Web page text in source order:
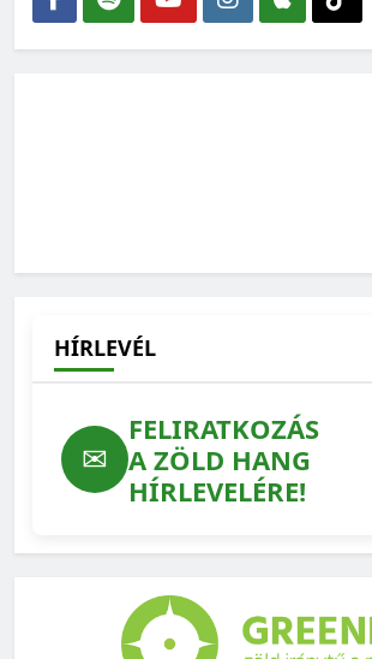
HÍRLEVÉL
✉
FELIRATKOZÁS
A ZÖLD HANG
HÍRLEVELÉRE!